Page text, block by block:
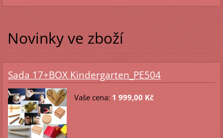
Novinky ve zboží
Sada 17+BOX Kindergarten_PE504
Vaše cena: 1 999,00 Kč